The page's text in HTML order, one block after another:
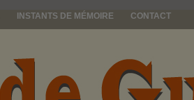
INSTANTS DE MÉMOIRE CONTACT